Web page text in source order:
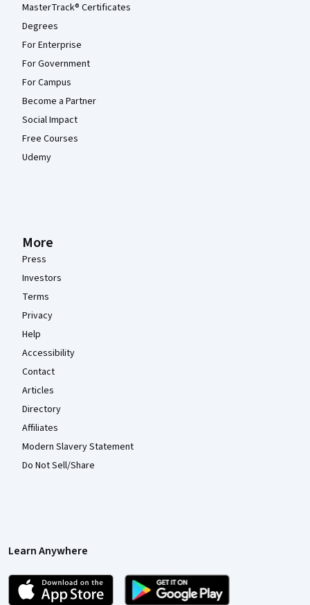
MasterTrack® Certificates
Degrees
For Enterprise
For Government
For Campus
Become a Partner
Social Impact
Free Courses
Udemy
More
Press
Investors
Terms
Privacy
Help
Accessibility
Contact
Articles
Directory
Affiliates
Modern Slavery Statement
Do Not Sell/Share
Learn Anywhere